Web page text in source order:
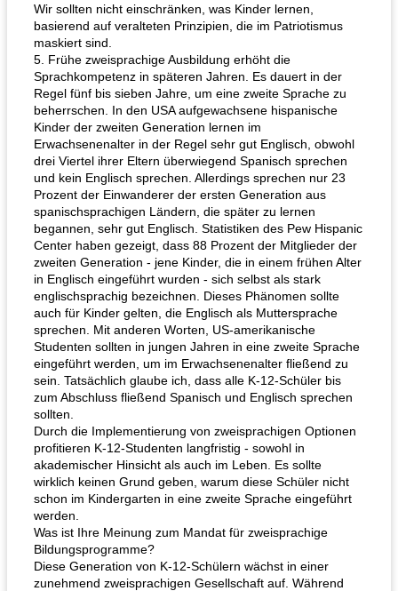
Wir sollten nicht einschränken, was Kinder lernen,
basierend auf veralteten Prinzipien, die im Patriotismus
maskiert sind.
5. Frühe zweisprachige Ausbildung erhöht die
Sprachkompetenz in späteren Jahren. Es dauert in der
Regel fünf bis sieben Jahre, um eine zweite Sprache zu
beherrschen. In den USA aufgewachsene hispanische
Kinder der zweiten Generation lernen im
Erwachsenenalter in der Regel sehr gut Englisch, obwohl
drei Viertel ihrer Eltern überwiegend Spanisch sprechen
und kein Englisch sprechen. Allerdings sprechen nur 23
Prozent der Einwanderer der ersten Generation aus
spanischsprachigen Ländern, die später zu lernen
begannen, sehr gut Englisch. Statistiken des Pew Hispanic
Center haben gezeigt, dass 88 Prozent der Mitglieder der
zweiten Generation - jene Kinder, die in einem frühen Alter
in Englisch eingeführt wurden - sich selbst als stark
englischsprachig bezeichnen. Dieses Phänomen sollte
auch für Kinder gelten, die Englisch als Muttersprache
sprechen. Mit anderen Worten, US-amerikanische
Studenten sollten in jungen Jahren in eine zweite Sprache
eingeführt werden, um im Erwachsenenalter fließend zu
sein. Tatsächlich glaube ich, dass alle K-12-Schüler bis
zum Abschluss fließend Spanisch und Englisch sprechen
sollten.
Durch die Implementierung von zweisprachigen Optionen
profitieren K-12-Studenten langfristig - sowohl in
akademischer Hinsicht als auch im Leben. Es sollte
wirklich keinen Grund geben, warum diese Schüler nicht
schon im Kindergarten in eine zweite Sprache eingeführt
werden.
Was ist Ihre Meinung zum Mandat für zweisprachige
Bildungsprogramme?
Diese Generation von K-12-Schülern wächst in einer
zunehmend zweisprachigen Gesellschaft auf. Während